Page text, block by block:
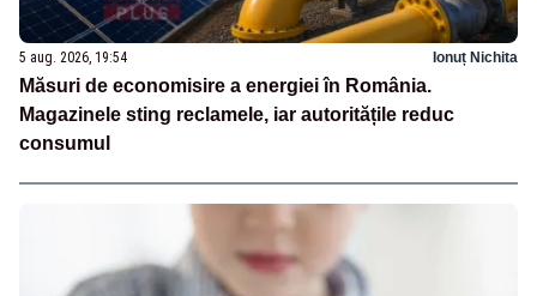
5 aug. 2026, 19:54 Ionuț Nichita
Măsuri de economisire a energiei în România.
Magazinele sting reclamele, iar autoritățile reduc
consumul